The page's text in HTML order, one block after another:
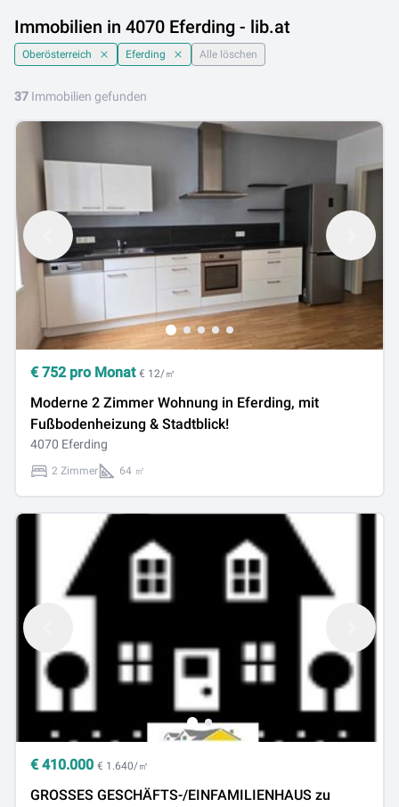
Immobilien in 4070 Eferding - lib.at
Oberösterreich Eferding Alle löschen
37 Immobilien gefunden
€ 752pro Monat € 12/㎡
Moderne 2 Zimmer Wohnung in Eferding, mit
Fußbodenheizung & Stadtblick!
4070 Eferding
2 Zimmer 64 ㎡
€ 410.000 € 1.640/㎡
GROSSES GESCHÄFTS-/EINFAMILIENHAUS zu